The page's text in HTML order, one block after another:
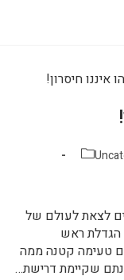
לצאת לעולם של
הגדלת ראש
טעימה קטנה ממה
שקיימת דרישת…